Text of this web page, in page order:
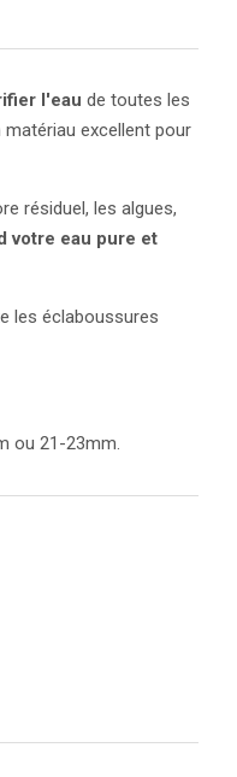
l'eau de toutes les
excellent pour
résiduel, les algues,
votre eau pure et
les éclaboussures
ou 21-23mm.